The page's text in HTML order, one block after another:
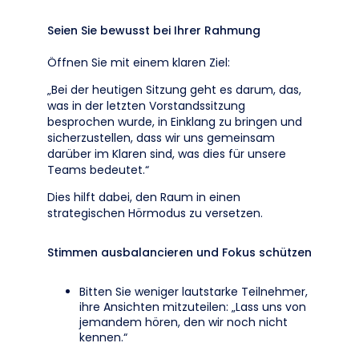
Seien Sie bewusst bei Ihrer Rahmung
Öffnen Sie mit einem klaren Ziel:
„Bei der heutigen Sitzung geht es darum, das,
was in der letzten Vorstandssitzung
besprochen wurde, in Einklang zu bringen und
sicherzustellen, dass wir uns gemeinsam
darüber im Klaren sind, was dies für unsere
Teams bedeutet.“
Dies hilft dabei, den Raum in einen
strategischen Hörmodus zu versetzen.
Stimmen ausbalancieren und Fokus schützen
Bitten Sie weniger lautstarke Teilnehmer,
ihre Ansichten mitzuteilen: „Lass uns von
jemandem hören, den wir noch nicht
kennen.“